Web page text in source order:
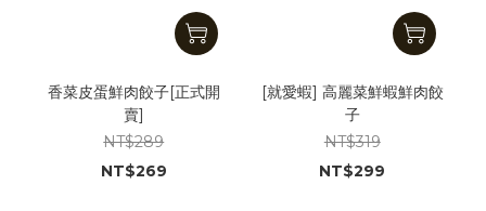
香菜皮蛋鮮肉餃子[正式開
賣]
NT$289
NT$269
[就愛蝦] 高麗菜鮮蝦鮮肉餃
子
NT$319
NT$299